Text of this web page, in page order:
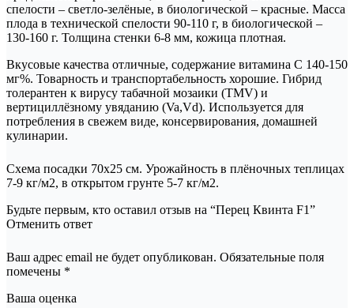
спелости – светло-зелёные, в биологической – красные. Масса
плода в технической спелости 90-110 г, в биологической –
130-160 г. Толщина стенки 6-8 мм, кожица плотная.
Вкусовые качества отличные, содержание витамина С 140-150
мг%. Товарность и транспортабельность хорошие. Гибрид
толерантен к вирусу табачной мозаики (TMV) и
вертициллёзному увяданию (Va,Vd). Используется для
потребления в свежем виде, консервирования, домашней
кулинарии.
Схема посадки 70х25 см. Урожайность в плёночных теплицах
7-9 кг/м2, в открытом грунте 5-7 кг/м2.
Будьте первым, кто оставил отзыв на “Перец Квинта F1”
Отменить ответ
Ваш адрес email не будет опубликован. Обязательные поля
помечены *
Ваша оценка